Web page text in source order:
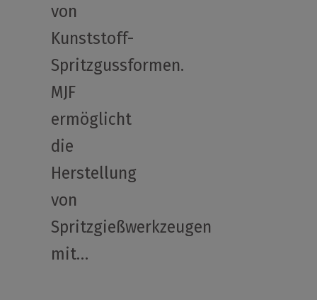
von
Kunststoff-
Spritzgussformen.
MJF
ermöglicht
die
Herstellung
von
Spritzgießwerkzeugen
mit…